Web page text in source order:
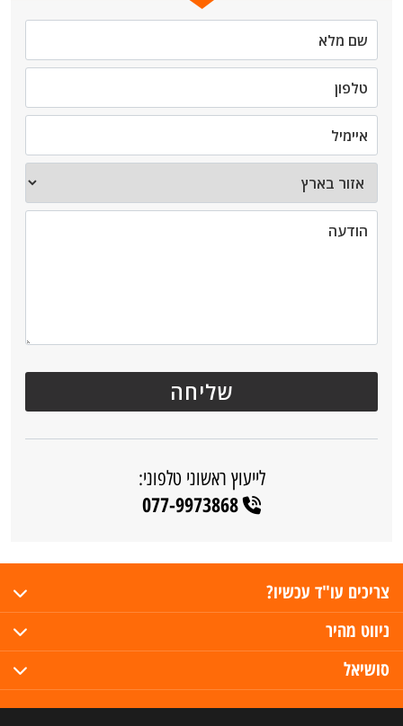
לייעוץ ראשוני טלפוני:
077-9973868
צריכים עו"ד עכשיו?
ניווט מהיר
סושיאל